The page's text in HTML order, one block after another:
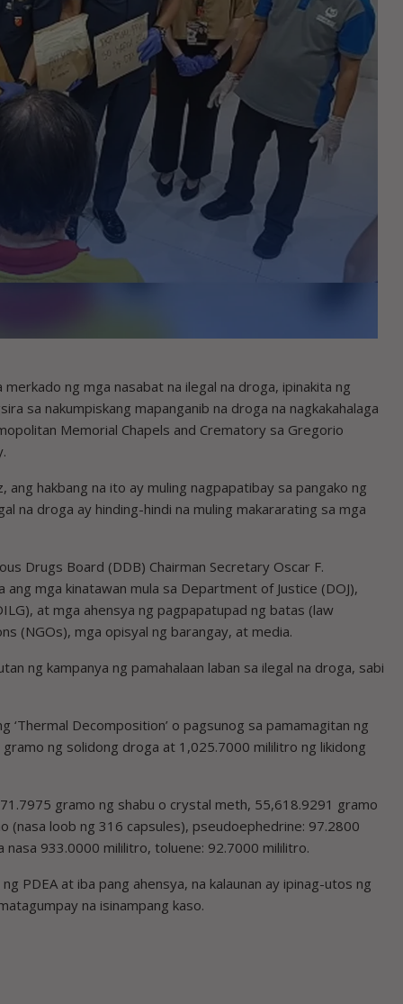
ng mga nasabat na ilegal na droga, ipinakita ng
sa nakumpiskang mapanganib na droga na nagkakahalaga
Memorial Chapels and Crematory sa Gregorio
hakbang na ito ay muling nagpapatibay sa pangako ng
na droga ay hinding-hindi na muling makararating sa mga
Drugs Board (DDB) Chairman Secretary Oscar F.
mga kinatawan mula sa Department of Justice (DOJ),
at mga ahensya ng pagpapatupad ng batas (law
(NGOs), mga opisyal ng barangay, at media.
ng kampanya ng pamahalaan laban sa ilegal na droga, sabi
‘Thermal Decomposition’ o pagsunog sa pamamagitan ng
ng solidong droga at 1,025.7000 mililitro ng likidong
gramo ng shabu o crystal meth, 55,618.9291 gramo
(nasa loob ng 316 capsules), pseudoephedrine: 97.2800
nasa 933.0000 mililitro, toluene: 92.7000 mililitro.
PDEA at iba pang ahensya, na kalaunan ay ipinag-utos ng
na isinampang kaso.